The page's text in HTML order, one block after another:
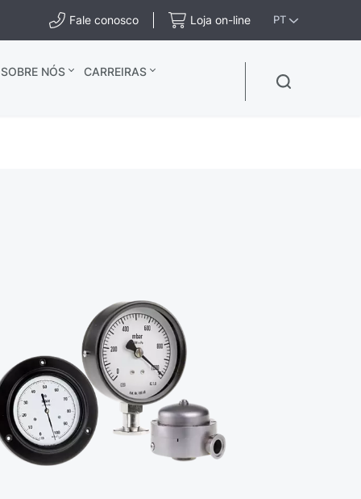
Fale conosco Loja on-line PT
SOBRE NÓS CARREIRAS